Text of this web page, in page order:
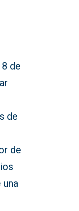
de
de
de